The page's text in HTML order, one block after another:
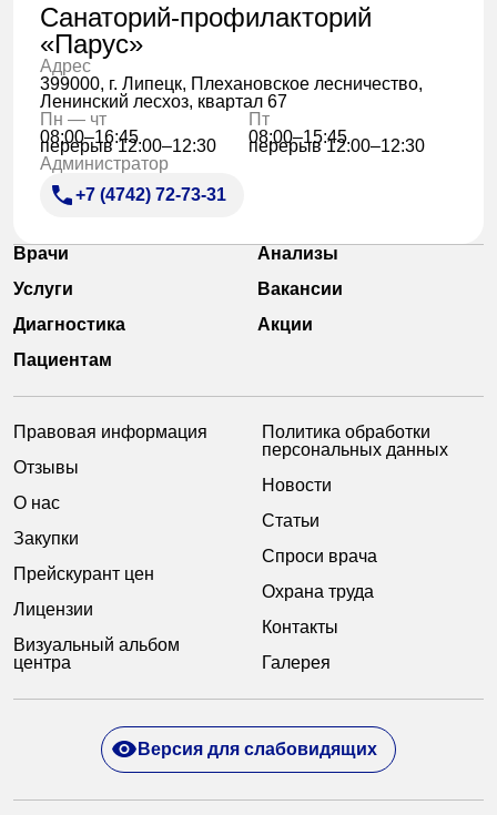
Санаторий-профилакторий
«Парус»
Адрес
399000, г. Липецк, Плехановское лесничество,
Ленинский лесхоз, квартал 67
Пн — чт
08:00–16:45
перерыв 12:00–12:30
Пт
08:00–15:45
перерыв 12:00–12:30
Администратор
+7 (4742) 72-73-31
Врачи
Анализы
Услуги
Вакансии
Диагностика
Акции
Пациентам
Правовая информация
Отзывы
О нас
Закупки
Прейскурант цен
Лицензии
Визуальный альбом
центра
Политика обработки
персональных данных
Новости
Статьи
Спроси врача
Охрана труда
Контакты
Галерея
Версия для слабовидящих